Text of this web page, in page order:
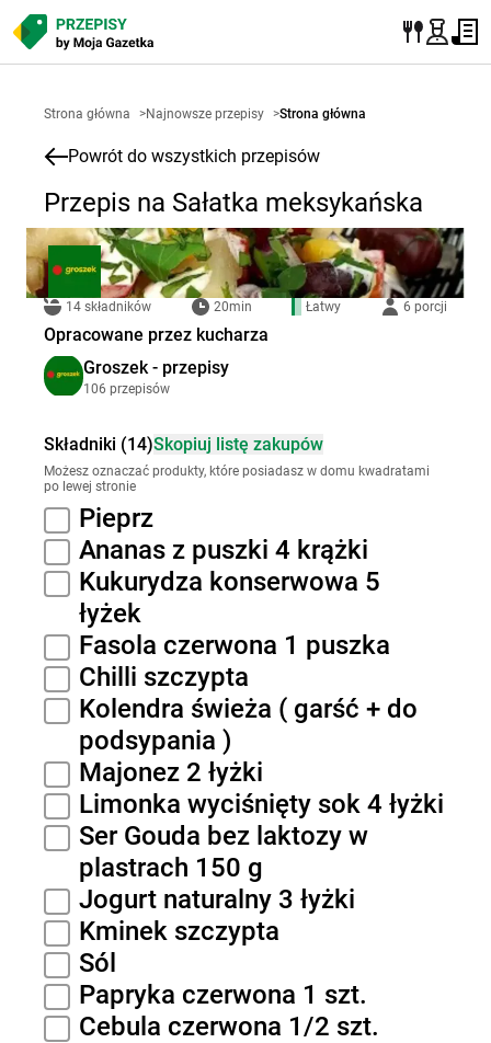
Strona główna >Najnowsze przepisy >Strona główna
Powrót do wszystkich przepisów
Przepis na Sałatka meksykańska
14 składników 20min Łatwy 6 porcji
Opracowane przez kucharza
Groszek - przepisy
106 przepisów
Składniki (14)Skopiuj listę zakupów
Możesz oznaczać produkty, które posiadasz w domu kwadratami
po lewej stronie
Pieprz
Ananas z puszki 4 krążki
Kukurydza konserwowa 5
łyżek
Fasola czerwona 1 puszka
Chilli szczypta
Kolendra świeża ( garść + do
podsypania )
Majonez 2 łyżki
Limonka wyciśnięty sok 4 łyżki
Ser Gouda bez laktozy w
plastrach 150 g
Jogurt naturalny 3 łyżki
Kminek szczypta
Sól
Papryka czerwona 1 szt.
Cebula czerwona 1/2 szt.